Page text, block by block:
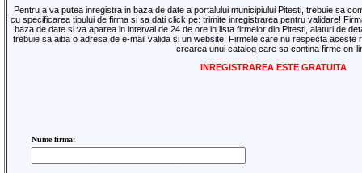
Pentru a va putea inregistra in baza de date a portalului municipiului Pitesti, trebuie sa
cu specificarea tipului de firma si sa dati click pe: trimite inregistrarea pentru validare!
baza de date si va aparea in interval de 24 de ore in lista firmelor din Pitesti, alaturi de
trebuie sa aiba o adresa de e-mail valida si un website. Firmele care nu respecta aceste
crearea unui catalog care sa contina firme on-
INREGISTRAREA ESTE GRATUITA
Nume firma: